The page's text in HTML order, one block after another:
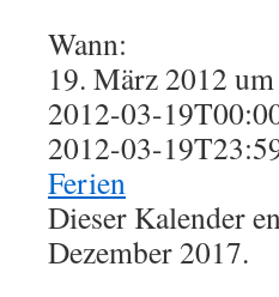
Wann:
19. März 2012
2012-03-
2012-03-
Ferien
Dieser Kalender
Dezember 2017.